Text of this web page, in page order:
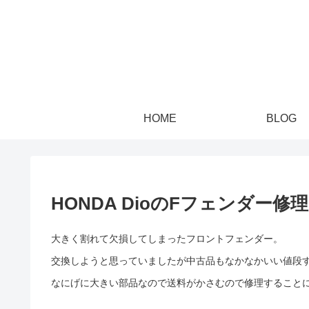
HOME BLOG
HONDA DioのFフェンダー修理
大きく割れて欠損してしまったフロントフェンダー。
交換しようと思っていましたが中古品もなかなかいい値段
なにげに大きい部品なので送料がかさむので修理すること